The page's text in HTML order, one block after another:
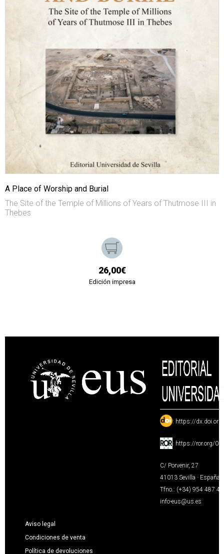
A Place of Worship and Burial
The Site of the Temple of Millions of Years of Thutmose III in
Thebes
26,00€
Edición impresa
: https://
: https://ror.org/
C/ Porvenir, 27
41013 Sevilla · España
Tfno.: (+34) 954 487
info-eus@us.es
Aviso legal
Condiciones de venta
Política de devoluciones